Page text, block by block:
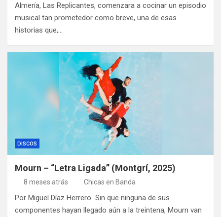
Almería, Las Replicantes, comenzara a cocinar un episodio
musical tan prometedor como breve, una de esas
historias que,…
DISCOS
Mourn – “Letra Ligada” (Montgrí, 2025)
8 meses atrás Chicas en Banda
Por Miguel Díaz Herrero Sin que ninguna de sus
componentes hayan llegado aún a la treintena, Mourn van